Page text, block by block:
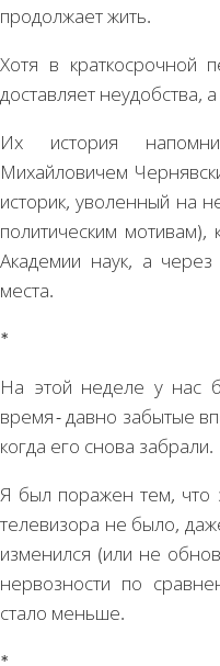
продолжает жить.
Хотя в краткосрочной
доставляет неудобства,
Их история
Михайловичем
историк, уволенный на
политическим мотивам),
Академии наук, а
места.
*
На этой неделе у нас
время - давно забытые
когда его снова забрали.
Я был поражен тем, что
телевизора не было,
изменился (или не
нервозности по
стало меньше.